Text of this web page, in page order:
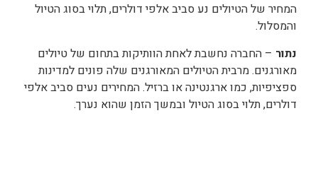
המחיר של הטיולים נע סביב אלפי דולרים, תלוי בסוג הטיול
והמסלול.
נתור – החברה נחשבת לאחת הוותיקות בתחום של טיולים
מאורגנים. מרבית הטיולים המאורגנים שלה פונים למדינות
ספציפיות, כמו ארגנטינה או ברזיל. המחירים נעים סביב אלפי
דולרים, תלוי בסוג הטיול ובמשך הזמן שהוא נערך.